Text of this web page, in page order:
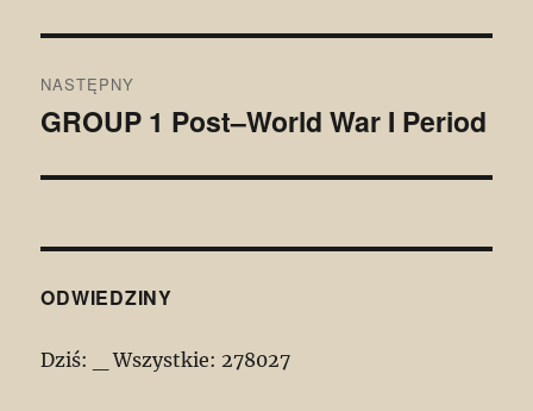
NASTĘPNY
Następny
GROUP 1 Post–World War I Period
ODWIEDZINY
Dziś: Wszystkie: 278027